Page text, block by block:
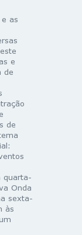
as
e
de
de
quarta-
Onda
sexta-
às